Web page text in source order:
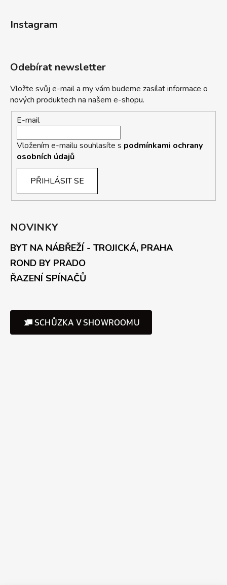
Instagram
Odebírat newsletter
Vložte svůj e-mail a my vám budeme zasílat informace o
nových produktech na našem e-shopu.
E-mail
Vložením e-mailu souhlasíte s podmínkami ochrany
osobních údajů
PŘIHLÁSIT SE
NOVINKY
BYT NA NÁBŘEŽÍ - TROJICKÁ, PRAHA
ROND BY PRADO
ŘAZENÍ SPÍNAČŮ
SCHŮZKA V SHOWROOMU